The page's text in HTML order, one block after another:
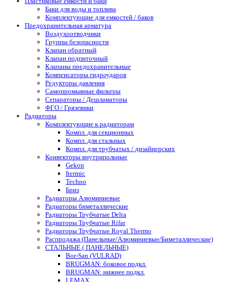
Баки для воды и топлива
Комплектующие для емкостей / баков
Предохранительная арматура
Воздухоотводчики
Группы безопасности
Клапан обратный
Клапан подпиточный
Клапаны предохранительные
Компенсаторы гидроударов
Редукторы давления
Самопромывные фильтры
Сепараторы / Дешламаторы
ФГО / Грязевики
Радиаторы
Комплектующие к радиаторам
Компл. для секционных
Компл. для стальных
Компл. для трубчатых / дизайнерских
Конвекторы внутрипольные
Gekon
Itermic
Techno
Бриз
Радиаторы Алюминиевые
Радиаторы биметаллические
Радиаторы Трубчатые Delta
Радиаторы Трубчатые Rifar
Радиаторы Трубчатые Royal Thermo
Распродажа (Панельные/Алюминиевые/Биметаллические)
СТАЛЬНЫЕ ( ПАНЕЛЬНЫЕ)
Bor-San (VULRAD)
BRUGMAN: боковое подкл.
BRUGMAN: нижнее подкл.
LEMAX